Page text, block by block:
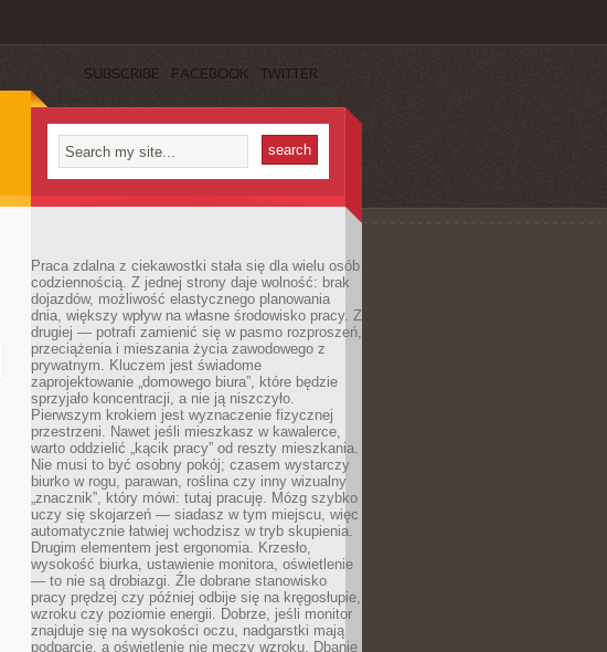
SUBSCRIBE FACEBOOK TWITTER
Praca zdalna z ciekawostki stała się dla wielu osób
codziennością. Z jednej strony daje wolność: brak
dojazdów, możliwość elastycznego planowania
dnia, większy wpływ na własne środowisko pracy. Z
drugiej — potrafi zamienić się w pasmo rozproszeń,
przeciążenia i mieszania życia zawodowego z
prywatnym. Kluczem jest świadome
zaprojektowanie „domowego biura”, które będzie
sprzyjało koncentracji, a nie ją niszczyło.
Pierwszym krokiem jest wyznaczenie fizycznej
przestrzeni. Nawet jeśli mieszkasz w kawalerce,
warto oddzielić „kącik pracy” od reszty mieszkania.
Nie musi to być osobny pokój; czasem wystarczy
biurko w rogu, parawan, roślina czy inny wizualny
„znacznik”, który mówi: tutaj pracuję. Mózg szybko
uczy się skojarzeń — siadasz w tym miejscu, więc
automatycznie łatwiej wchodzisz w tryb skupienia.
Drugim elementem jest ergonomia. Krzesło,
wysokość biurka, ustawienie monitora, oświetlenie
— to nie są drobiazgi. Źle dobrane stanowisko
pracy prędzej czy później odbije się na kręgosłupie,
wzroku czy poziomie energii. Dobrze, jeśli monitor
znajduje się na wysokości oczu, nadgarstki mają
podparcie, a oświetlenie nie męczy wzroku. Dbanie